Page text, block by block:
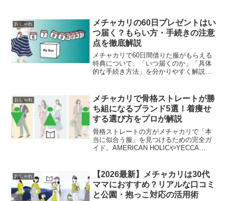
引き出す使いこなし術まで網羅。自分へ
のご褒美やギフト選びに迷っている方は
必見です！
おしゃれ
メチャカリの60日プレゼントはい
つ届く？もらい方・手続きの注意
点を徹底解説
メチャカリで60日間借りた服がもらえる
特典について、「いつ届くのか」「具体
的な手続き方法」を分かりやすく解説し
ないための注意点など、利用者が気にな
るポイントを網羅。この記事を読めば、
迷わずお気に入りの1着を手に入れられま
す。
おしゃれ
メチャカリで骨格ストレートが勝
ち組になるブランド5選！着痩せ
する選び方をプロが解説
骨格ストレートの方がメチャカリで「本
当に似合う服」を見つけるための完全ガ
イド。AMERICAN HOLICやYECCA
体的に紹介します。「新品が届く」から
こそ実現する、骨ストさん向けの高見え
＆着痩せコーデのコツを今すぐチェッ
ク！
おしゃれ
【2026最新】メチャカリは30代
ママにおすすめ？リアルな口コミ
と公園・抱っこ対応の活用術